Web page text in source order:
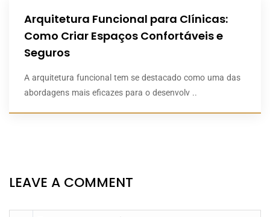
Arquitetura Funcional para Clínicas:
Como Criar Espaços Confortáveis e
Seguros
A arquitetura funcional tem se destacado como uma das
abordagens mais eficazes para o desenvolv ..
LEAVE A COMMENT